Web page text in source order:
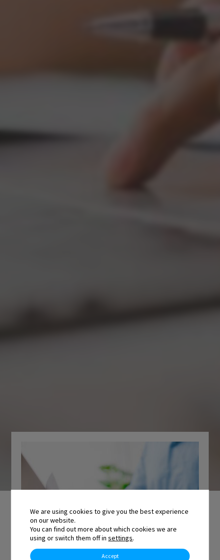
We are using cookies to give you the best experience
on our website.
You can find out more about which cookies we are
using or switch them off insettings.
Accept